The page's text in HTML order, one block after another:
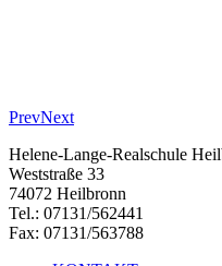
PrevNext
Helene-Lange-Realschule
Weststraße 33
74072 Heilbronn
Tel.: 07131/562441
Fax: 07131/563788